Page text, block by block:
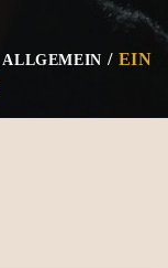
ALLGEMEIN
EIN